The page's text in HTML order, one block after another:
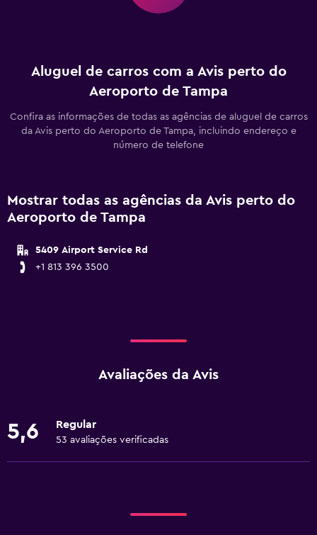
Aluguel de carros com a Avis perto do
Aeroporto de Tampa
Confira as informações de todas as agências de aluguel de carros
da Avis perto do Aeroporto de Tampa, incluindo endereço e
número de telefone
Mostrar todas as agências da Avis perto do
Aeroporto de Tampa
5409 Airport Service Rd
+1 813 396 3500
Avaliações da Avis
5,6 Regular
53 avaliações verificadas